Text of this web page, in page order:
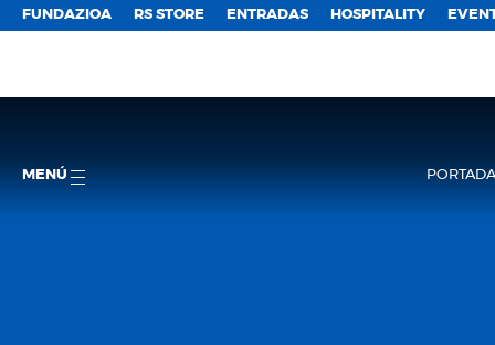
FUNDAZIOA RS STORE ENTRADAS HOSPITALITY
MENÚ PORTADA